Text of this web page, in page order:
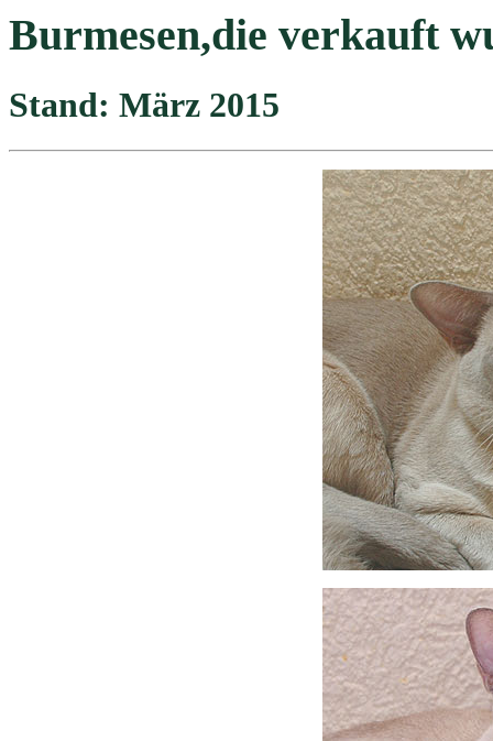
Burmesen,die verkauft
Stand: März 2015